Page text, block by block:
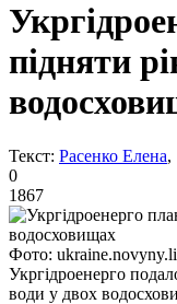
підняти
Текст: Расенко Елена,
0
1867
Фото:
Укргідроенерго
води у двох